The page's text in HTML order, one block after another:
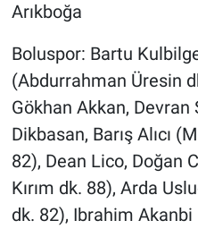
Arıkboğa
Boluspor: Bartu
(Abdurrahman Üresin
Gökhan Akkan, Devran
Dikbasan, Barış Alıcı
82), Dean Lico, Doğan
Kırım dk. 88), Arda
dk. 82), Ibrahim